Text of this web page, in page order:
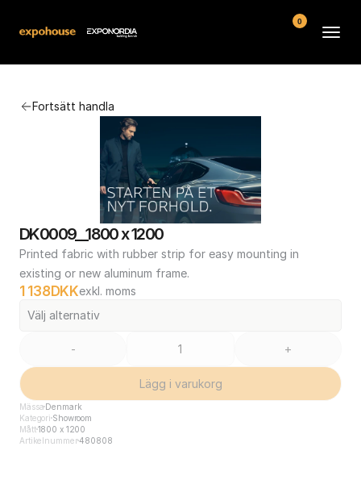
Fortsätt handla
DK0009__1800 x 1200
Printed fabric with rubber strip for easy mounting in
existing or new aluminum frame.
1 138DKKexkl. moms
Välj alternativ
- +
Lägg i varukorg
Mässa Denmark
Kategori Showroom
Mått1800 x 1200
Artikelnummer480808
Kontakt
Köpvillkor
0